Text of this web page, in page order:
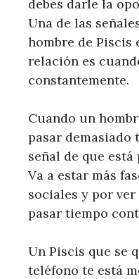
debes darle la
Una de las
hombre de Piscis
relación es
constantemente.
Cuando un
pasar demasiado
señal de que
Va a estar más
sociales y por
pasar tiempo
Un Piscis que se
teléfono te está